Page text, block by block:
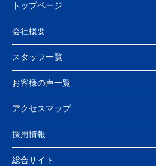
トップページ
会社概要
スタッフ一覧
お客様の声一覧
アクセスマップ
採用情報
総合サイト